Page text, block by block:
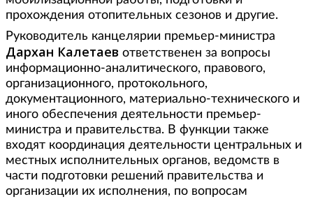
прохождения отопительных сезонов и другие.
Руководитель канцелярии премьер-министра
Дархан Калетаев ответственен за вопросы
информационно-аналитического, правового,
организационного, протокольного,
документационного, материально-технического и
иного обеспечения деятельности премьер-
министра и правительства. В функции также
входят координация деятельности центральных и
местных исполнительных органов, ведомств в
части подготовки решений правительства и
организации их исполнения, по вопросам